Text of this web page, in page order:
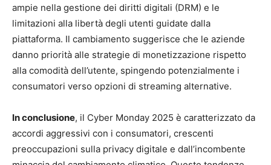
ampie nella gestione dei diritti digitali (DRM) e le
limitazioni alla libertà degli utenti guidate dalla
piattaforma. Il cambiamento suggerisce che le aziende
danno priorità alle strategie di monetizzazione rispetto
alla comodità dell’utente, spingendo potenzialmente i
consumatori verso opzioni di streaming alternative.
In conclusione, il Cyber ​​Monday 2025 è caratterizzato da
accordi aggressivi con i consumatori, crescenti
preoccupazioni sulla privacy digitale e dall’incombente